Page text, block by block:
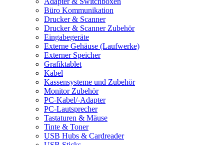
Büro Kommunikation
Drucker & Scanner
Drucker & Scanner Zubehör
Eingabegeräte
Externe Gehäuse (Laufwerke)
Externer Speicher
Grafiktablet
Kabel
Kassensysteme und Zubehör
Monitor Zubehör
PC-Kabel/-Adapter
PC-Lautsprecher
Tastaturen & Mäuse
Tinte & Toner
USB Hubs & Cardreader